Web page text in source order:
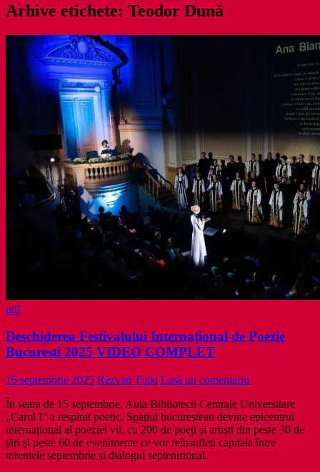
Arhive etichete: Teodor Dună
util
Deschiderea Festivalului Internațional de Poezie
București 2025 VIDEO COMPLET
16 septembrie 2025 Răzvan Țupa Lasă un comentariu
În seara de 15 septembrie, Aula Bibliotecii Centrale Universitare
„Carol I” a respirat poetic. Spațiul bucureștean devine epicentrul
internațional al poeziei vii, cu 200 de poeți și artiști din peste 30 de
țări și peste 60 de evenimente ce vor reînsufleți capitala între
torentele septembrie și dialogul septentrional.